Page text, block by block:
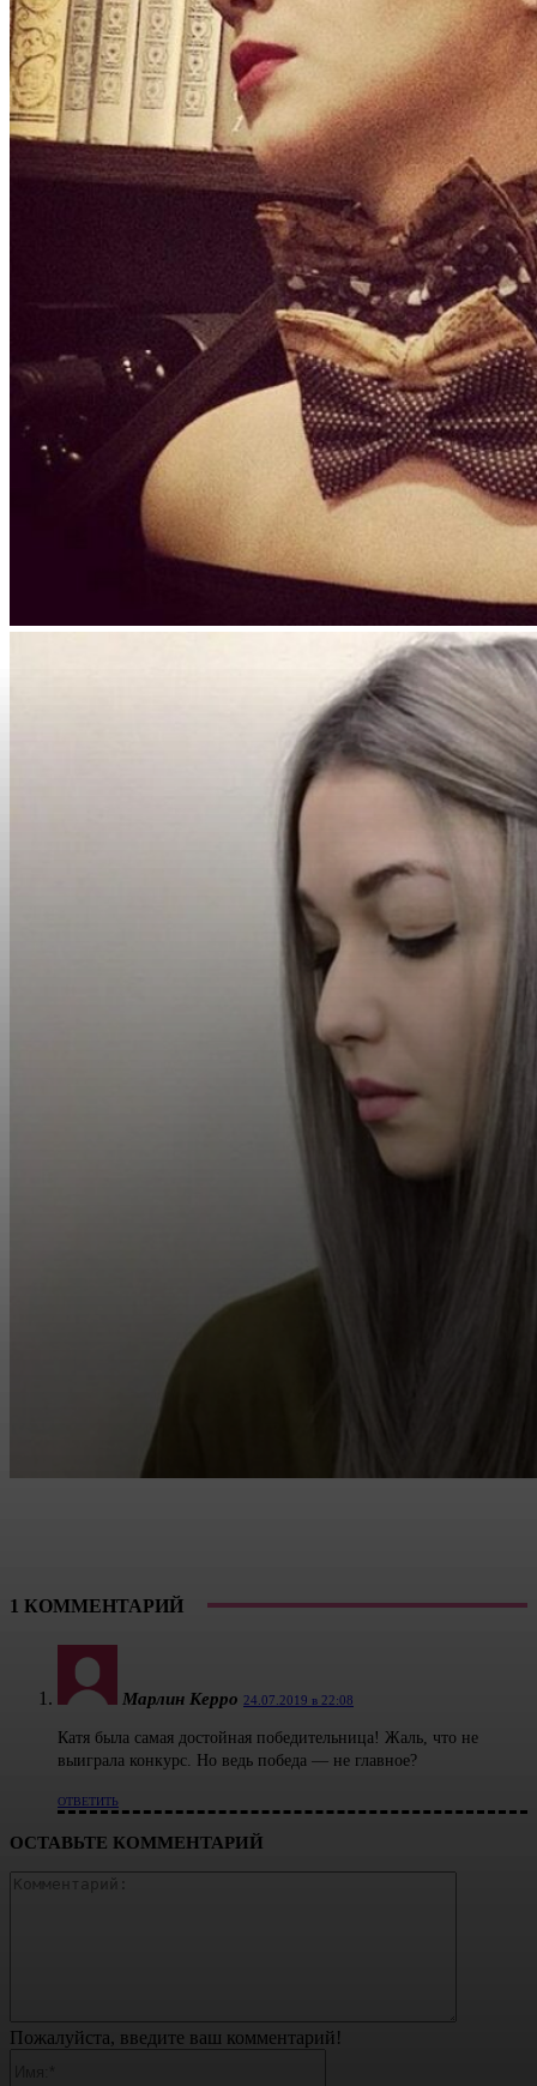
1 КОММЕНТАРИЙ
Марлин Керро 24.07.2019 в 22:08
Катя была самая достойная победительница! Жаль, что не
выиграла конкурс. Но ведь победа — не главное?
ОТВЕТИТЬ
ОСТАВЬТЕ КОММЕНТАРИЙ
Пожалуйста, введите ваш комментарий!